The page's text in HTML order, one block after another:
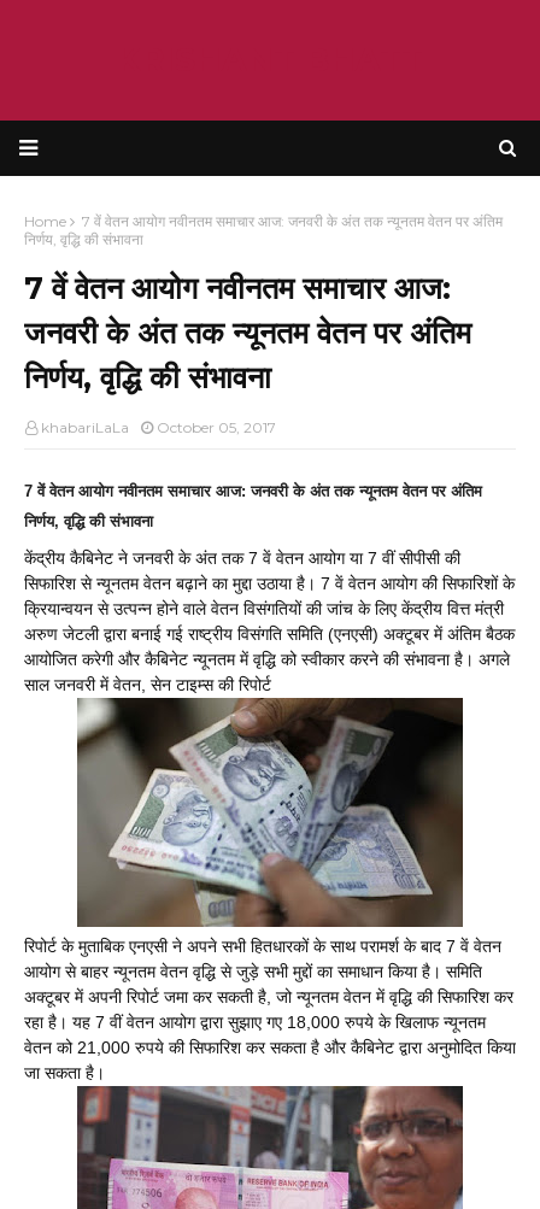
Home
7 वें वेतन आयोग नवीनतम समाचार आज: जनवरी के अंत तक न्यूनतम वेतन पर अंतिम
निर्णय, वृद्धि की संभावना
7 वें वेतन आयोग नवीनतम समाचार आज:
जनवरी के अंत तक न्यूनतम वेतन पर अंतिम
निर्णय, वृद्धि की संभावना
khabariLaLa October 05, 2017
7 वें वेतन आयोग नवीनतम समाचार आज: जनवरी के अंत तक न्यूनतम वेतन पर अंतिम
निर्णय, वृद्धि की संभावना
केंद्रीय कैबिनेट ने जनवरी के अंत तक 7 वें वेतन आयोग या 7 वीं सीपीसी की
सिफारिश से न्यूनतम वेतन बढ़ाने का मुद्दा उठाया है। 7 वें वेतन आयोग की सिफारिशों के
क्रियान्वयन से उत्पन्न होने वाले वेतन विसंगतियों की जांच के लिए केंद्रीय वित्त मंत्री
अरुण जेटली द्वारा बनाई गई राष्ट्रीय विसंगति समिति (एनएसी) अक्टूबर में अंतिम बैठक
आयोजित करेगी और कैबिनेट न्यूनतम में वृद्धि को स्वीकार करने की संभावना है। अगले
साल जनवरी में वेतन, सेन टाइम्स की रिपोर्ट
रिपोर्ट के मुताबिक एनएसी ने अपने सभी हितधारकों के साथ परामर्श के बाद 7 वें वेतन
आयोग से बाहर न्यूनतम वेतन वृद्धि से जुड़े सभी मुद्दों का समाधान किया है। समिति
अक्टूबर में अपनी रिपोर्ट जमा कर सकती है, जो न्यूनतम वेतन में वृद्धि की सिफारिश कर
रहा है। यह 7 वीं वेतन आयोग द्वारा सुझाए गए 18,000 रुपये के खिलाफ न्यूनतम
वेतन को 21,000 रुपये की सिफारिश कर सकता है और कैबिनेट द्वारा अनुमोदित किया
जा सकता है।